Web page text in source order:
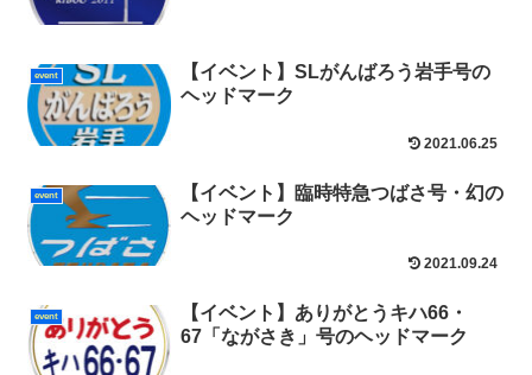
event
【イベント】SLがんばろう岩手号の
ヘッドマーク
2021.06.25
event
【イベント】臨時特急つばさ号・幻の
ヘッドマーク
2021.09.24
event
【イベント】ありがとうキハ66・
67「ながさき」号のヘッドマーク